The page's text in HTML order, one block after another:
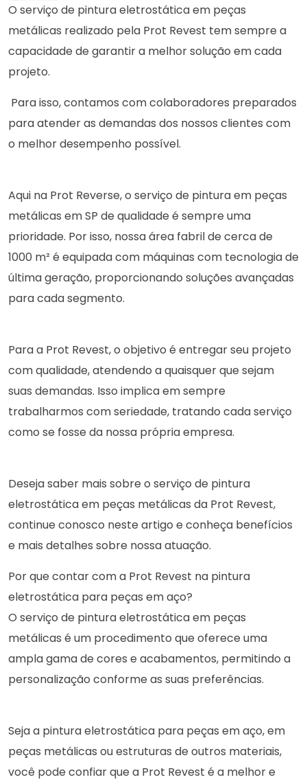
O serviço de pintura eletrostática em peças
metálicas realizado pela Prot Revest tem sempre a
capacidade de garantir a melhor solução em cada
projeto.
Para isso, contamos com colaboradores preparados
para atender as demandas dos nossos clientes com
o melhor desempenho possível.
Aqui na Prot Reverse, o serviço de pintura em peças
metálicas em SP de qualidade é sempre uma
prioridade. Por isso, nossa área fabril de cerca de
1000 m² é equipada com máquinas com tecnologia de
última geração, proporcionando soluções avançadas
para cada segmento.
Para a Prot Revest, o objetivo é entregar seu projeto
com qualidade, atendendo a quaisquer que sejam
suas demandas. Isso implica em sempre
trabalharmos com seriedade, tratando cada serviço
como se fosse da nossa própria empresa.
Deseja saber mais sobre o serviço de pintura
eletrostática em peças metálicas da Prot Revest,
continue conosco neste artigo e conheça benefícios
e mais detalhes sobre nossa atuação.
Por que contar com a Prot Revest na pintura
eletrostática para peças em aço?
O serviço de pintura eletrostática em peças
metálicas é um procedimento que oferece uma
ampla gama de cores e acabamentos, permitindo a
personalização conforme as suas preferências.
Seja a pintura eletrostática para peças em aço, em
peças metálicas ou estruturas de outros materiais,
você pode confiar que a Prot Revest é a melhor e